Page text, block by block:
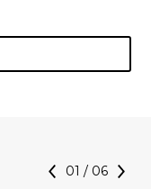
01 / 06